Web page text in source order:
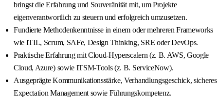
bringst die Erfahrung und Souveränität mit, um Projekte
eigenverantwortlich zu steuern und erfolgreich umzusetzen.
Fundierte Methodenkenntnisse in einem oder mehreren Frameworks
wie ITIL, Scrum, SAFe, Design Thinking, SRE oder DevOps.
Praktische Erfahrung mit Cloud-Hyperscalern (z. B. AWS, Google
Cloud, Azure) sowie ITSM-Tools (z. B. ServiceNow).
Ausgeprägte Kommunikationsstärke, Verhandlungsgeschick, sicheres
Expectation Management sowie Führungskompetenz.